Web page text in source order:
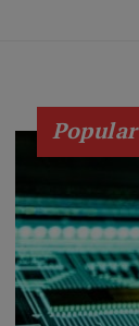
Popular